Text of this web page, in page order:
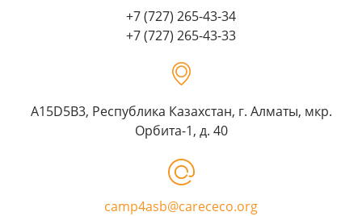
+7 (727) 265-43-34
+7 (727) 265-43-33
A15D5B3, Республика Казахстан, г. Алматы, мкр.
Орбита-1, д. 40
camp4asb@carececo.org